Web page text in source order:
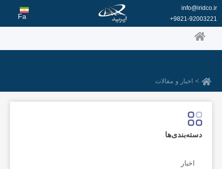
پرش
محتوا
info@iridco.ir
9821-92003221+
Fa
> اخبار و مقالات
دسته‌بندی‌ها
اخبار